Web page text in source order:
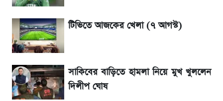
সরকারি চাকরিজীবীদের জন্য বড় সুখবর!
শেখ হাসিনা, মামলা ও দেশে ফেরা নিয়ে খোলামেলা
সাকিব
টিভিতে আজকের খেলা (৭ আগস্ট)
সাকিবের বাড়িতে হামলা নিয়ে মুখ খুললেন
দিলীপ ঘোষ